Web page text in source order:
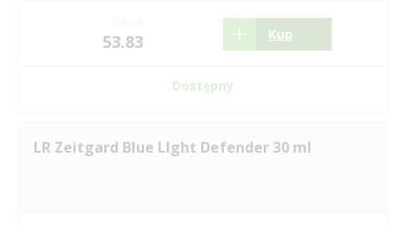
53.83 Kup
Dostępny
LR Zeitgard Blue LIght Defender 30 ml